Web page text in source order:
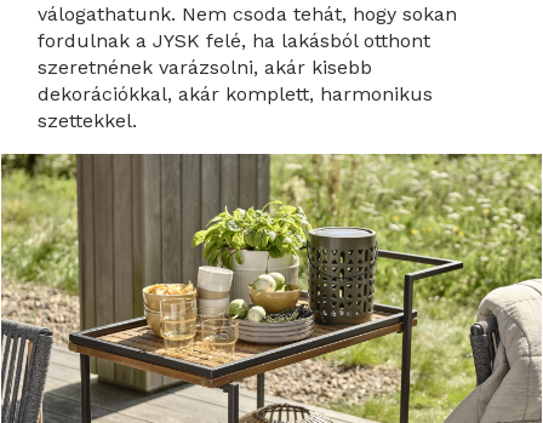
válogathatunk. Nem csoda tehát, hogy sokan
fordulnak a JYSK felé, ha lakásból otthont
szeretnének varázsolni, akár kisebb
dekorációkkal, akár komplett, harmonikus
szettekkel.